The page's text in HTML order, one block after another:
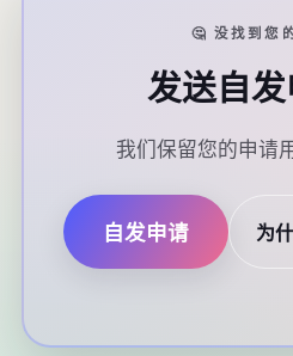
🤔 没找到您
发送自发
我们保留您的申请
自发申请 为